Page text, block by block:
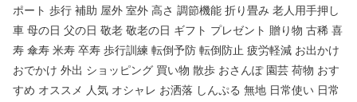
ポート 歩行 補助 屋外 室外 高さ 調節機能 折り畳み 老人用手押し
車 母の日 父の日 敬老 敬老の日 ギフト プレゼント 贈り物 古稀 喜
寿 傘寿 米寿 卒寿 歩行訓練 転倒予防 転倒防止 疲労軽減 お出かけ
おでかけ 外出 ショッピング 買い物 散歩 おさんぽ 園芸 荷物 おす
すめ オススメ 人気 オシャレ お洒落 しんぷる 無地 日常使い 日常